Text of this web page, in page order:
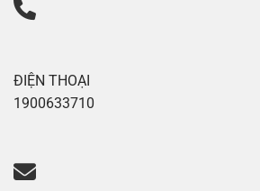
ĐIỆN THOẠI
1900633710